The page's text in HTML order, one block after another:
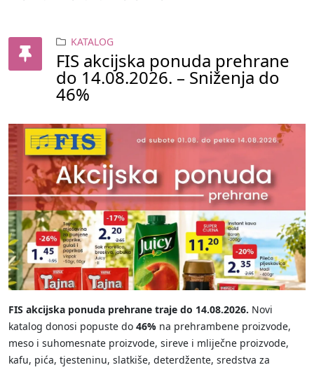
KATALOG
FIS akcijska ponuda prehrane
do 14.08.2026. – Sniženja do
46%
FIS akcijska ponuda prehrane traje do 14.08.2026. Novi
katalog donosi popuste do 46% na prehrambene proizvode,
meso i suhomesnate proizvode, sireve i mliječne proizvode,
kafu, pića, tjesteninu, slatkiše, deterdžente, sredstva za